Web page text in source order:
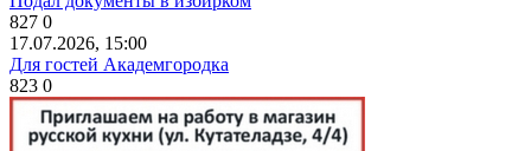
827 0
17.07.2026, 15:00
Для гостей Академгородка
823 0